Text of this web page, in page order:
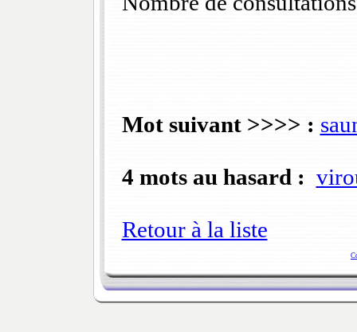
Mot suivant >>>> :
4 mots au hasard :
Retour à la liste